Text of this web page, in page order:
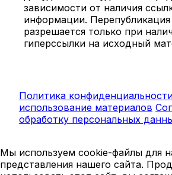
зависимости от наличия
информации.
разрешается только при
гиперссылки на исходный
Политика
использование материалов
обработку персональных
Мы используем cookie-файлы для
представления нашего сайта.